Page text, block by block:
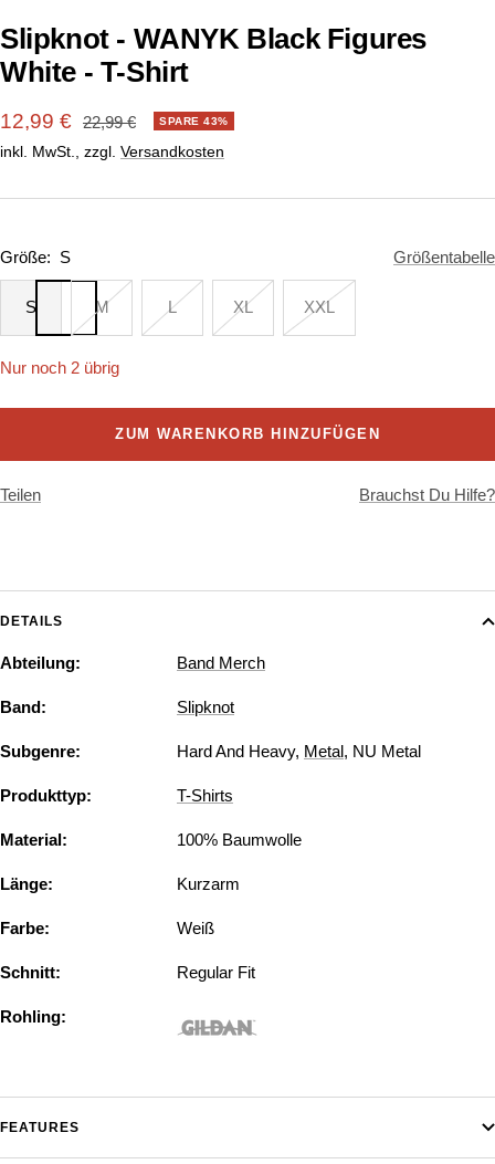
Slipknot - WANYK Black Figures
White - T-Shirt
Angebotspreis
12,99 € Regulärer
Preis
22,99 € SPARE 43%
inkl. MwSt., zzgl. Versandkosten
Größe: S Größentabelle
S M L XL XXL
Nur noch 2 übrig
ZUM WARENKORB HINZUFÜGEN
Teilen Brauchst Du Hilfe?
DETAILS
Abteilung: Band Merch
Band: Slipknot
Subgenre: Hard And Heavy, Metal, NU Metal
Produkttyp: T-Shirts
Material: 100% Baumwolle
Länge: Kurzarm
Farbe: Weiß
Schnitt: Regular Fit
Rohling:
FEATURES